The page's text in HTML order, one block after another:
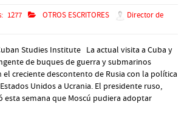
1277 OTROS ESCRITORES
Director de
Studies Institute La actual visita a Cuba y
de buques de guerra y submarinos
el creciente descontento de Rusia con la política
Unidos a Ucrania. El presidente ruso,
esta semana que Moscú pudiera adoptar